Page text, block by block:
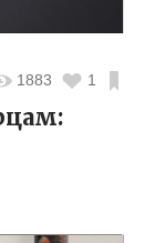
1883 1